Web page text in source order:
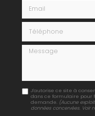
Message
J'autorise ce site à
dans ce formulaire
demande. (Aucune
données concervées. Voir